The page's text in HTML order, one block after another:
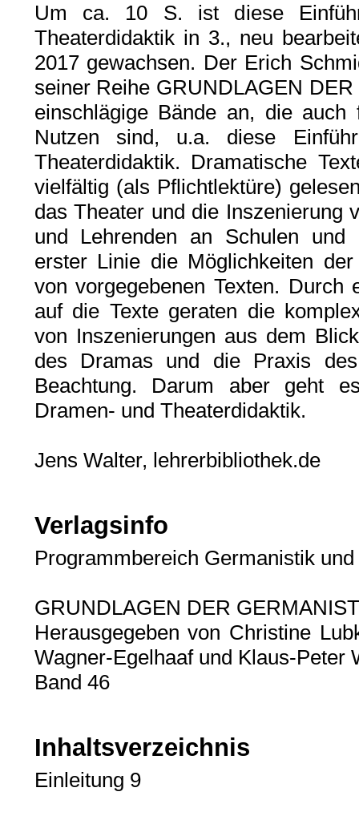
Um ca. 10 S. ist diese
Theaterdidaktik in 3., neu
2017 gewachsen. Der Erich
seiner Reihe GRUNDLAGEN
einschlägige Bände an, die auch
Nutzen sind, u.a. diese
Theaterdidaktik. Dramatische
vielfältig (als Pflichtlektüre)
das Theater und die Inszenierung
und Lehrenden an Schulen und
erster Linie die Möglichkeiten
von vorgegebenen Texten. Durch
auf die Texte geraten die
von Inszenierungen aus dem
des Dramas und die Praxis
Beachtung. Darum aber geht
Dramen- und Theaterdidaktik.
Jens Walter, lehrerbibliothek.de
Verlagsinfo
Programmbereich Germanistik
GRUNDLAGEN DER
Herausgegeben von Christine
Wagner-Egelhaaf und Klaus-Peter
Band 46
Inhaltsverzeichnis
Einleitung 9